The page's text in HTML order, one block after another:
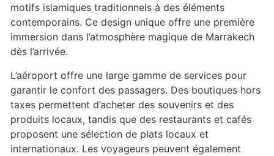
motifs islamiques traditionnels à des éléments
contemporains. Ce design unique offre une première
immersion dans l’atmosphère magique de Marrakech
dès l’arrivée.
L’aéroport offre une large gamme de services pour
garantir le confort des passagers. Des boutiques hors
taxes permettent d’acheter des souvenirs et des
produits locaux, tandis que des restaurants et cafés
proposent une sélection de plats locaux et
internationaux. Les voyageurs peuvent également